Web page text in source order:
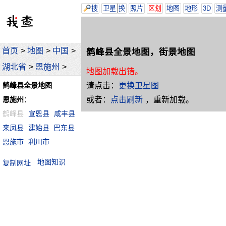
首页 > 地图 > 中国 >
湖北省 > 恩施州 >
鹤峰县全景地图
恩施州 ：
鹤峰县
宣恩县
咸丰县
来凤县 建始县
巴东县
恩施市 利川市
地图知识
搜 卫星 换 照片 区划 地图 地形 3D 测
鹤峰县全景地图，街景地图
地图加载出错。
请点击：
更换卫星图
或者：
点击刷新 ，重新加载。